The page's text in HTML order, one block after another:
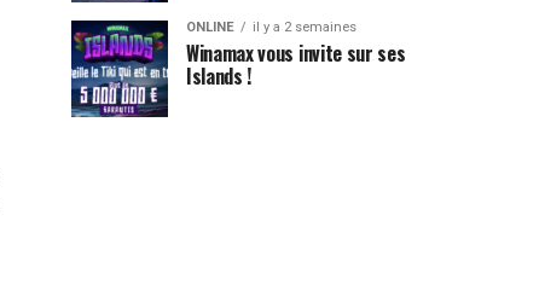
ONLINE il y a 2 semaines
Winamax vous invite sur ses
Islands !